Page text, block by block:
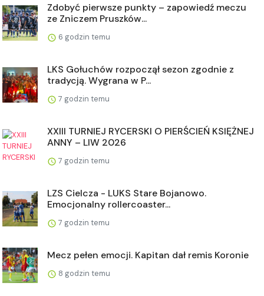
Zdobyć pierwsze punkty – zapowiedź meczu
ze Zniczem Pruszków...
6 godzin temu
LKS Gołuchów rozpoczął sezon zgodnie z
tradycją. Wygrana w P...
7 godzin temu
XXIII TURNIEJ RYCERSKI O PIERŚCIEŃ KSIĘŻNEJ
ANNY – LIW 2026
7 godzin temu
LZS Cielcza - LUKS Stare Bojanowo.
Emocjonalny rollercoaster...
7 godzin temu
Mecz pełen emocji. Kapitan dał remis Koronie
8 godzin temu